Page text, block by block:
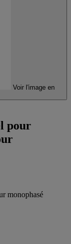
Voir l'image en
pour
monophasé